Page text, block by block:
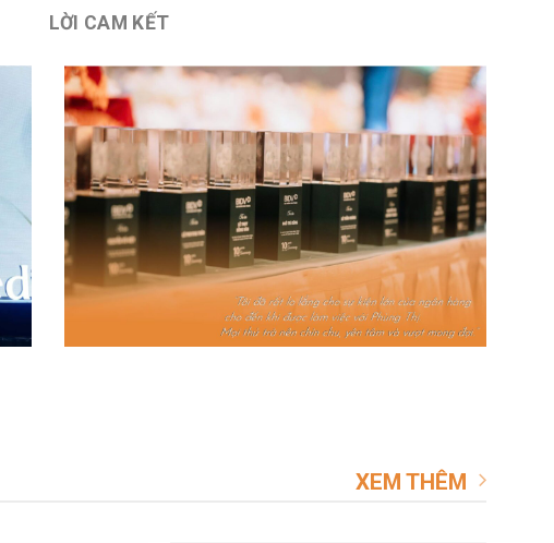
LỜI CAM KẾT
XEM THÊM